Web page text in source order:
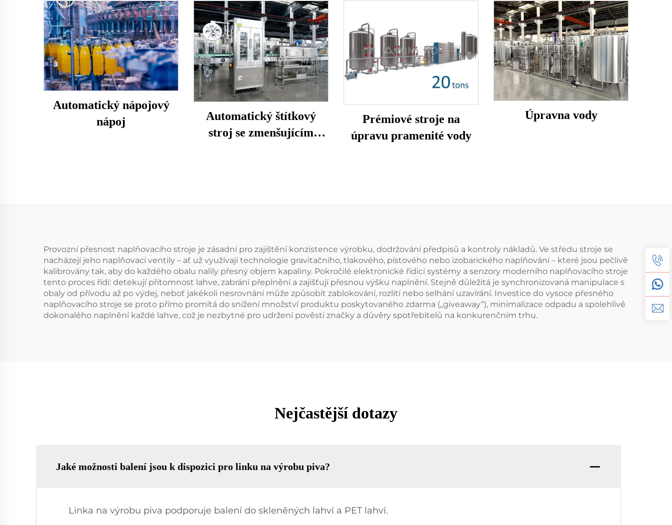
Automatický nápojový
nápoj
Automatický štítkový
stroj se zmenšujícím
Prémiové stroje na
úpravu pramenité vody
Úpravna vody
Provozní přesnost naplňovacího stroje je zásadní pro zajištění konzistence výrobku, dodržování předpisů a kontroly nákladů. Ve středu stroje se
nacházejí jeho naplňovací ventily – ať už využívají technologie gravitačního, tlakového, pístového nebo izobarického naplňování – které jsou pečlivě
kalibrovány tak, aby do každého obalu nalily přesný objem kapaliny. Pokročilé elektronické řídicí systémy a senzory moderního naplňovacího stroje
tento proces řídí: detekují přítomnost lahve, zabrání přeplnění a zajišťují přesnou výšku naplnění. Stejně důležitá je synchronizovaná manipulace s
obaly od přívodu až po výdej, neboť jakékoli nesrovnání může způsobit zablokování, rozlití nebo selhání uzavírání. Investice do vysoce přesného
naplňovacího stroje se proto přímo promítá do snížení množství produktu poskytovaného zdarma („giveaway“), minimalizace odpadu a spolehlivě
dokonalého naplnění každé lahve, což je nezbytné pro udržení pověsti značky a důvěry spotřebitelů na konkurenčním trhu.
Nejčastější dotazy
Jaké možnosti balení jsou k dispozici pro linku na výrobu piva?
Linka na výrobu piva podporuje balení do skleněných lahví a PET lahví.